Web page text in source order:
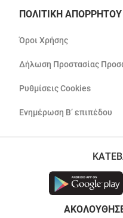
ΠΟΛΙΤΙΚΗ ΑΠΟΡΡΗΤΟΥ
Όροι Χρήσης
Δήλωση Προστασίας
Ρυθμίσεις Cookies
Ενημέρωση Β’ επιπέδου